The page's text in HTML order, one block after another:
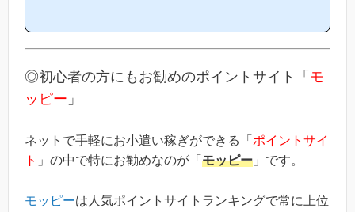
はあるの？」という方は必見です！モッピー新規登録キャンペーン
る」という、シンプルなものです。(*ちなみに「2000円分のボー
ナス」というのは過去のキ...
◎初心者の方にもお勧めのポイントサイト「 モ
ッピー 」
ネットで手軽にお小遣い稼ぎができる「 ポイントサイ
ト 」の中で特にお勧めなのが「 モッピー 」です。
モッピーは人気ポイントサイトランキングで常に上位